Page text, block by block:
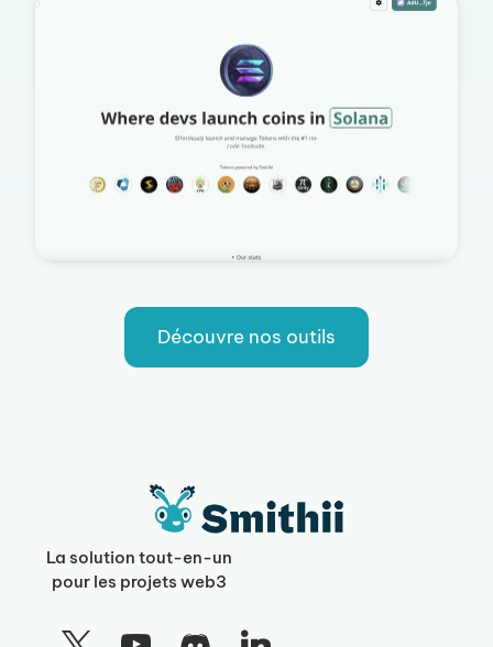
Découvre nos outils
La solution tout-en-un
pour les projets web3